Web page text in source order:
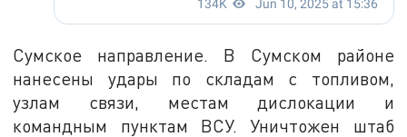
Сумское направление. В Сумском районе
нанесены удары по складам с топливом,
узлам связи, местам дислокации и
командным пунктам ВСУ. Уничтожен штаб